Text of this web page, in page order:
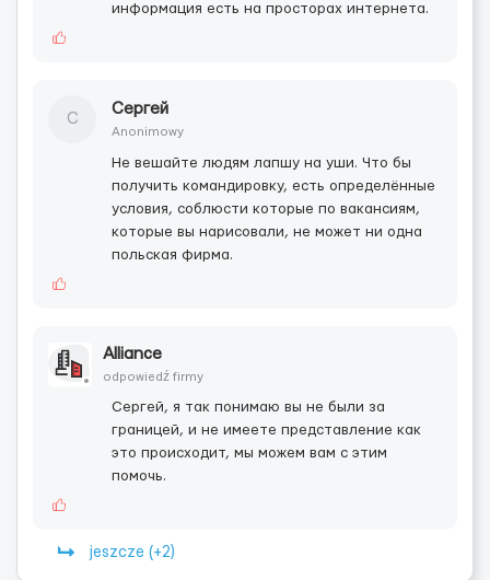
информация есть на просторах интернета.
С
Сергей
Anonimowy
Не вешайте людям лапшу на уши. Что бы
получить командировку, есть определённые
условия, соблюсти которые по вакансиям,
которые вы нарисовали, не может ни одна
польская фирма.
Alliance
odpowiedź firmy
Сергей, я так понимаю вы не были за
границей, и не имеете представление как
это происходит, мы можем вам с этим
помочь.
jeszcze (+2)